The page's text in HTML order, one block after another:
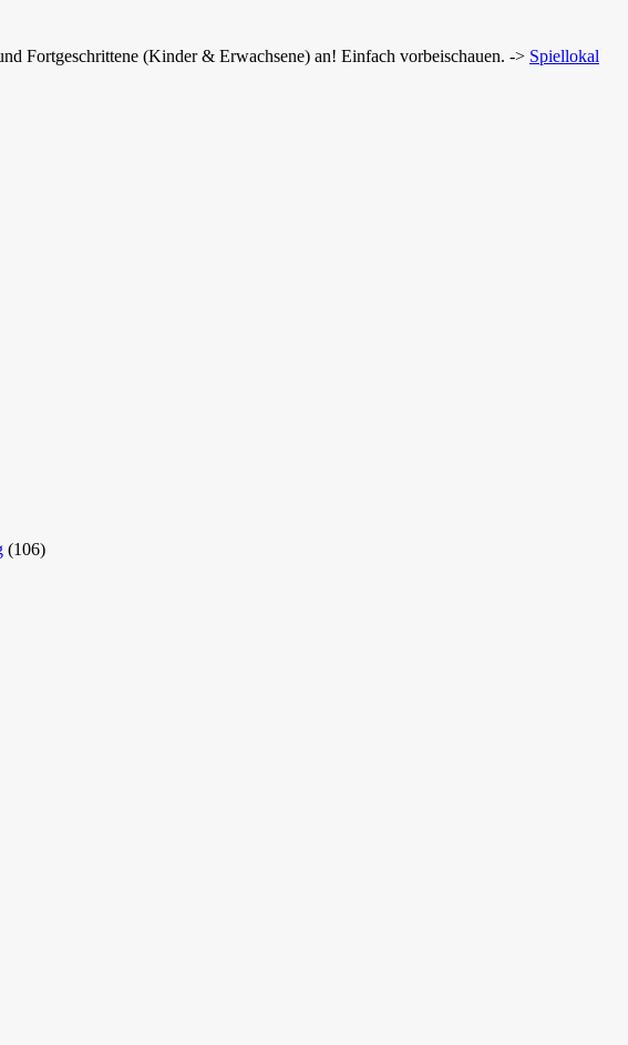
Fortgeschrittene (Kinder & Erwachsene) an! Einfach vorbeischauen. -> Spiellokal
(106)